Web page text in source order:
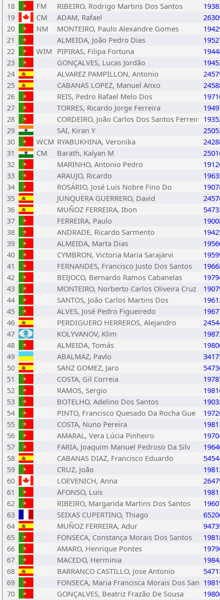
18
FM RIBEIRO, Rodrigo Martins Dos Santos
19
CM ADAM, Rafael
20
NM MONTEIRO, Paulo Alexandre Gomes
21
ALMEIDA, João Pedro Dias
22
WIM PIPIRAS, Filipa Fortuna
23
GONÇALVES, Lucas Jordão
24
ALVAREZ PAMPILLON, Antonio
25
CABANAS LOPEZ, Manuel Anxo
26
REIS, Pedro Rafael Melo Dos
27
TORRES, Ricardo Jorge Ferreira
28
CORDEIRO, João Carlos Dos Santos Ferreir
29
SAI, Kiran Y
30
WCM RYABUKHINA, Veronika
31
CM Barath, Kalyan M
32
MARINHO, Antonio Pedro
33
ARAUJO, Ricardo
34
ROSÁRIO, José Luis Nobre Fino Do
35
JUNQUERA GUERRERO, David
36
MUÑOZ FERREIRA, Ibon
37
FERREIRA, Paulo
38
ANDRADE, Ricardo Sarmento
39
ALMEIDA, Marta Dias
40
CYMBRON, Victoria Maria Sarajärvi
41
FERNANDES, Francisco Justo Dos Santos
42
BEIJOCO, Bernardo Ramos Cabanelas
43
MONTEIRO, Norberto Carlos Oliveira Cruz
44
SANTOS, João Carlos Martins Dos
45
ALVES, José Pedro Figueiredo
46
PERDIGUERO HERREROS, Alejandro
47
KOLYVANOV, Klim
48
ALMEIDA, Tomás
49
ABALMAZ, Pavlo
50
SANZ GOMEZ, Jaro
51
COSTA, Gil Correia
52
RAMOS, Sergio
53
BOTELHO, Adelino Dos Santos
54
PINTO, Francisco Quesado Da Rocha Gue
55
COSTA, Nuno Pereira
56
AMARAL, Vera Lúcia Pinheiro
57
FARIA, Joaquim Manuel Pedroso Da Silv
58
CABANAS DIAZ, Francisco Eduardo
59
CRUZ, João
60
LOEVENICH, Anna
61
AFONSO, Luis
62
RIBEIRO, Margarida Martins Dos Santos
63
SEIXAS CUPERTINO, Thiago
64
MUÑOZ FERREIRA, Adur
65
FONSECA, Constança Morais Dos Santos
66
AMARO, Henrique Pontes
67
MACEDO, Herminia
68
BARRANCO CASTILLO, Jose Antonio
69
FONSECA, Maria Francisca Morais Dos San
70
GONÇALVES, Beatriz Frazão De Sousa